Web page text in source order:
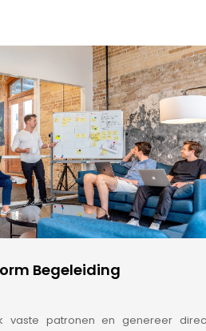
Begeleiding
vaste patronen en genereer